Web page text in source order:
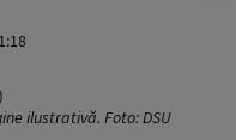
ilustrativă. Foto: DSU